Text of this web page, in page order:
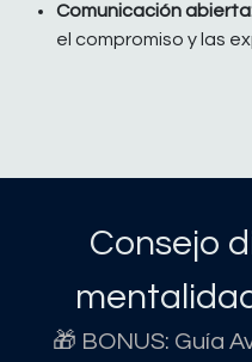
Comunicación
el compromiso y las
Consejo
🎁 BONUS: Guía